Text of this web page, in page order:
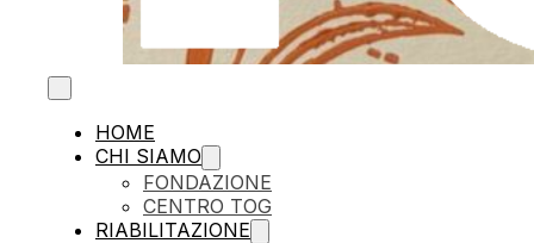
HOME
CHI SIAMO
FONDAZIONE
CENTRO TOG
RIABILITAZIONE